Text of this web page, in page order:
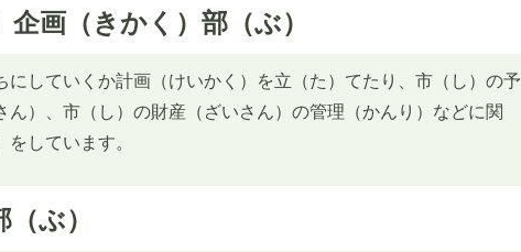
画（きかく）部（ぶ）
していくか計画（けいかく）を立（た）てたり、市（し）の予
）、市（し）の財産（ざいさん）の管理（かんり）などに関
しています。
ぶ）